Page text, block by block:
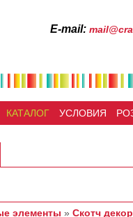
Е-mail:
КАТАЛОГ УСЛОВИЯ
элементы » Скотч